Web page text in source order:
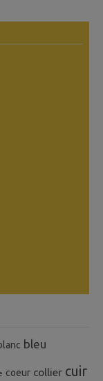
bleu
coeur collier cuir